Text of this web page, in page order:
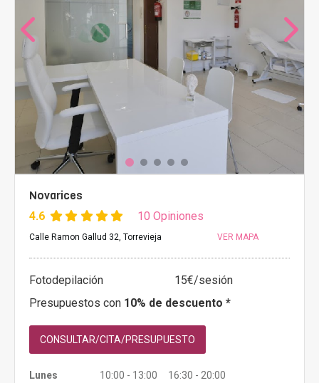
Novarices
4.6 10 Opiniones
Calle Ramon Gallud 32, Torrevieja VER MAPA
Fotodepilación
15€/sesión
Presupuestos con 10% de descuento *
CONSULTAR/CITA/PRESUPUESTO
Lunes
10:00 - 13:00 16:30 - 20:00